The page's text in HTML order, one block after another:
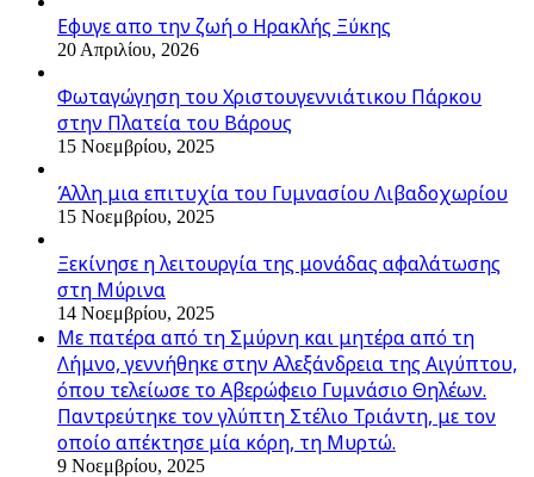
Εφυγε απο την ζωή o Ηρακλής Ξύκης
20 Απριλίου, 2026
Φωταγώγηση του Χριστουγεννιάτικου Πάρκου
στην Πλατεία του Βάρους
15 Νοεμβρίου, 2025
Άλλη μια επιτυχία του Γυμνασίου Λιβαδοχωρίου
15 Νοεμβρίου, 2025
Ξεκίνησε η λειτουργία της μονάδας αφαλάτωσης
στη Μύρινα
14 Νοεμβρίου, 2025
Με πατέρα από τη Σμύρνη και μητέρα από τη
Λήμνο, γεννήθηκε στην Αλεξάνδρεια της Αιγύπτου,
όπου τελείωσε το Αβερώφειο Γυμνάσιο Θηλέων.
Παντρεύτηκε τον γλύπτη Στέλιο Τριάντη, με τον
οποίο απέκτησε μία κόρη, τη Μυρτώ.
9 Νοεμβρίου, 2025